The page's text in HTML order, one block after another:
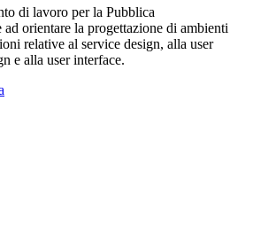
di lavoro per la Pubblica
orientare la progettazione di ambienti
relative al service design, alla user
e alla user interface.